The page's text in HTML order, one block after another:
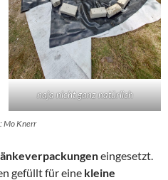
naja nicht ganz natürlich
Mo Knerr
eingesetzt.
gefüllt für eine kleine